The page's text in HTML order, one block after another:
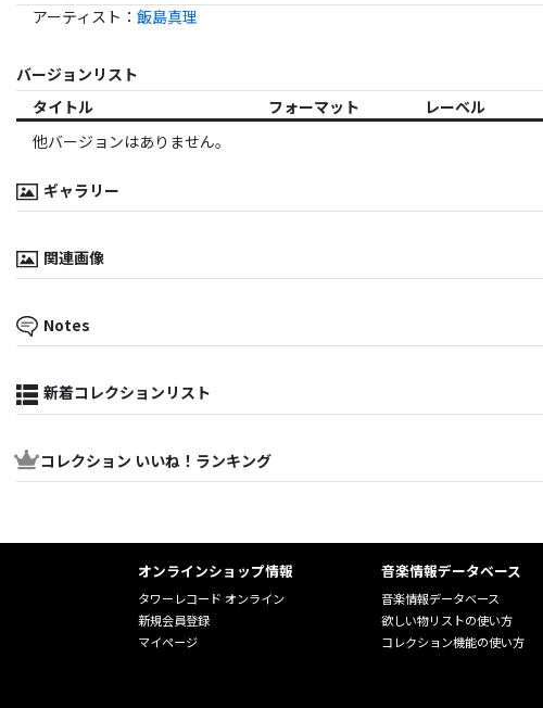
アーティスト ： 飯島真理
バージョンリスト
タイトル
フォーマット レーベル
他バージョンはありません。
ギャラリー
関連画像
Notes
新着コレクションリスト
コレクション いいね！ランキング
オンラインショップ情報
タワーレコード オンライン
新規会員登録
マイページ
音楽情報データベース
音楽情報データベース
欲しい物リストの使い方
コレクション機能の使い方